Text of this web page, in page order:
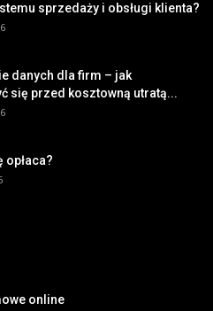
sprzedaży i obsługi klienta?
danych dla firm – jak
się przed kosztowną utratą...
opłaca?
online